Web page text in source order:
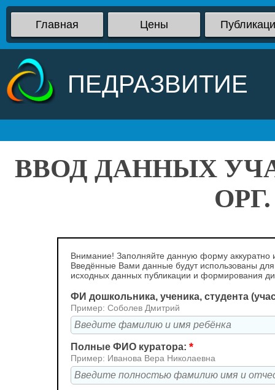
Главная Цены
ПЕДРАЗВИТИЕ
ВВОД ДАННЫХ
Внимание! Заполняйте данную форму аккуратно
Введённые Вами данные будут использованы
исходных данных публикации и формирования
ФИ дошкольника, ученика, студента
Пример: Соболев Дмитрий
Полные ФИО куратора: *
Пример: Иванова Вера Николаевна